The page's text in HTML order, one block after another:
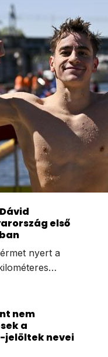
első
nyert a
nem
a
jelöltek nevei